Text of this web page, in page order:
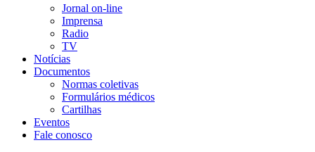
Jornal on-line
Imprensa
Radio
TV
Notícias
Documentos
Normas coletivas
Formulários médicos
Cartilhas
Eventos
Fale conosco